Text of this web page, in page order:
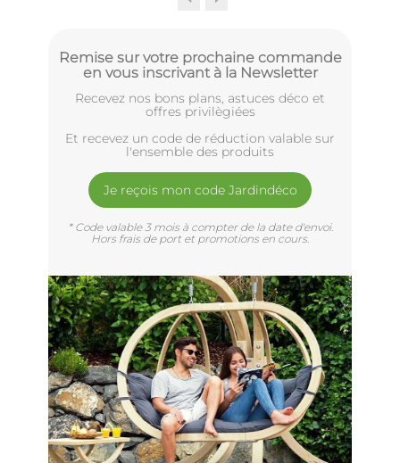
Remise sur votre prochaine commande
en vous inscrivant à la Newsletter
Recevez nos bons plans, astuces déco et
offres privilègiées
Et recevez un code de réduction valable sur
l'ensemble des produits
Je reçois mon code Jardindéco
* Code valable 3 mois à compter de la date d'envoi.
Hors frais de port et promotions en cours.